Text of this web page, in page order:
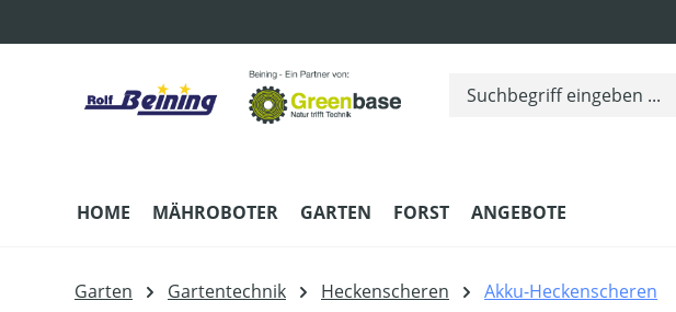
HOME MÄHROBOTER GARTEN FORST ANGEBOTE
Garten Gartentechnik Heckenscheren Akku-Heckenscheren